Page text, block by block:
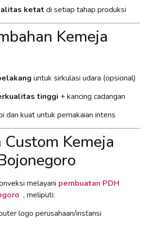
ketat di setiap tahap produksi
Kemeja
untuk sirkulasi udara (opsional)
tinggi + kancing cadangan
dan kuat untuk pemakaian intens
Custom Kemeja
melayani pembuatan PDH
, meliputi:
logo perusahaan/instansi